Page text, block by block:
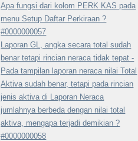
Apa fungsi dari kolom PERK KAS pada
menu Setup Daftar Perkiraan ?
#0000000057
Laporan GL, angka secara total sudah
benar tetapi rincian neraca tidak tepat -
Pada tampilan laporan neraca nilai Total
Aktiva sudah benar, tetapi pada rincian
jenis aktiva di Laporan Neraca
jumlahnya berbeda dengan nilai total
aktiva, mengapa terjadi demikian ?
#0000000058